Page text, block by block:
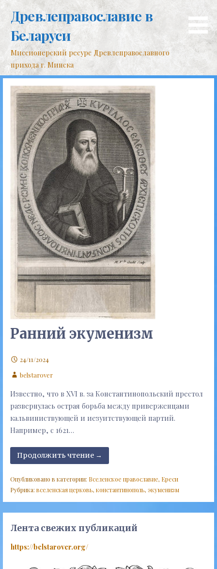
контенту
Древлеправославие в
Беларуси
Миссионерский ресурс Древлеправославного
прихода г. Минска
Ранний экуменизм
24/11/2024
belstarover
Известно, что в ХVІ в. за Константинопольский престол
развернулась острая борьба между приверженцами
кальвиниствующей и иезуитствующей партий.
Например, с 1621…
Продолжить чтение →
Опубликовано в категории: Вселенское православие, Ереси
Рубрика: вселенская церковь, константинополь, экуменизм
Лента свежих публикаций
https://belstarover.org/